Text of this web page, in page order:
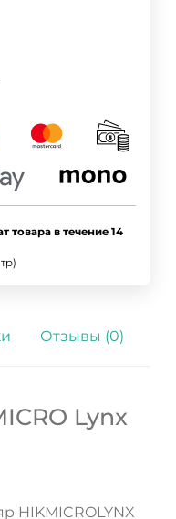
товара в течение 14
Отзывы (0)
Lynx
HIKMICROLYNX